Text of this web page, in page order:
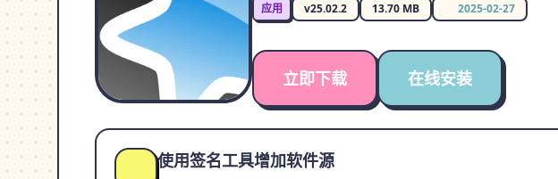
应用 v25.02.2 13.70 MB 2025-02-27
立即下载 在线安装
使用签名工具增加软件源